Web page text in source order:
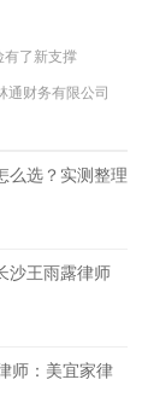
有了新支撑
财务有限公司
么选？实测整理
沙王雨露律师
师：美宜家律